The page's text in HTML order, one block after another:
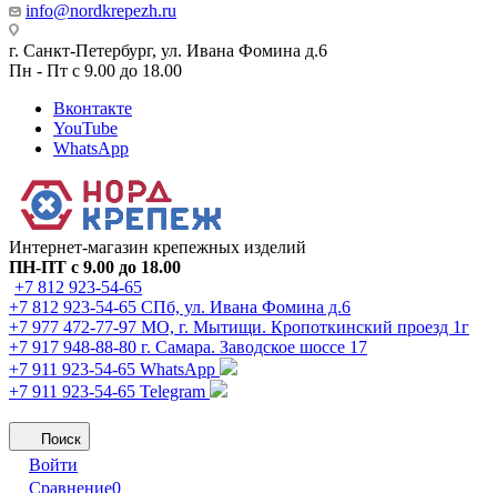
info@nordkrepezh.ru
г. Санкт-Петербург, ул. Ивана Фомина д.6
Пн - Пт с 9.00 до 18.00
Вконтакте
YouTube
WhatsApp
Интернет-магазин крепежных изделий
ПН-ПТ с 9.00 до 18.00
+7 812 923-54-65
+7 812 923-54-65 СПб, ул. Ивана Фомина д.6
+7 977 472-77-97 МО, г. Мытищи. Кропоткинский проезд 1г
+7 917 948-88-80 г. Самара. Заводское шоссе 17
+7 911 923-54-65 WhatsApp
+7 911 923-54-65 Telegram
Поиск
Войти
Сравнение0